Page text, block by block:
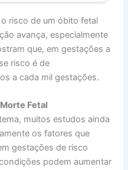
risco de um óbito fetal
avança, especialmente
que, em gestações a
risco é de
a cada mil gestações.
Fetal
muitos estudos ainda
os fatores que
gestações de risco
podem aumentar